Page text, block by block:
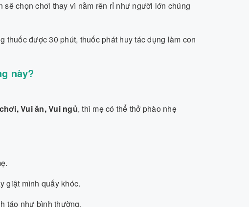
chọn chơi thay vì nằm rên rỉ như người lớn chúng
thuốc được 30 phút, thuốc phát huy tác dụng làm con
này?
Vui ăn, Vui ngủ, thì mẹ có thể thở phào nhẹ
giật mình quấy khóc.
táo như bình thường.